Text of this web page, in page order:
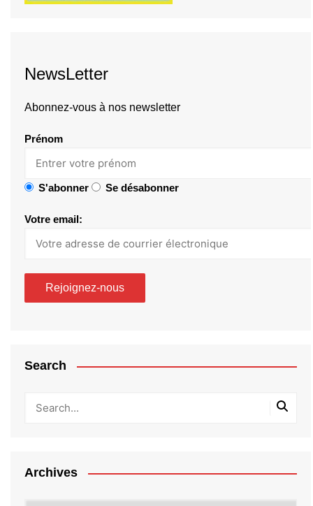
NewsLetter
Abonnez-vous à nos newsletter
Prénom
S'abonner Se désabonner
Votre email:
Search
Archives